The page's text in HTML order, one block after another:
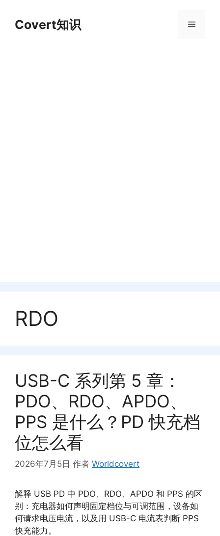
Covert知识 菜
RDO
USB-C 系列第 5 章：
PDO、RDO、APDO、
PPS 是什么？PD 快充档
位怎么看
2026年7月5日 作者 Worldcovert
解释 USB PD 中 PDO、RDO、APDO 和 PPS 的区
别：充电器如何声明固定档位与可调范围，设备如
何请求电压电流，以及用 USB-C 电流表判断 PPS
快充能力。